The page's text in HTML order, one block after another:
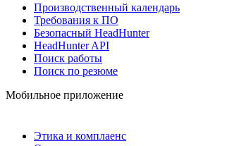
Производственный календарь
Требования к ПО
Безопасный HeadHunter
HeadHunter API
Поиск работы
Поиск по резюме
Мобильное приложение
Этика и комплаенс